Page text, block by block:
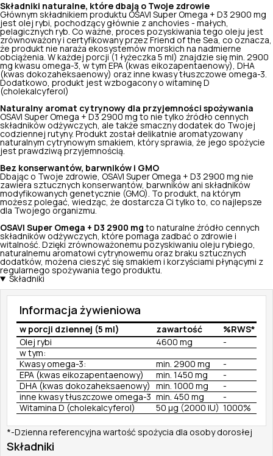
Składniki naturalne, które dbają o Twoje zdrowie
Głównym składnikiem produktu OSAVI Super Omega + D3 2900 mg
jest olej rybi, pochodzący głównie z anchovies - małych,
pelagicznych ryb. Co ważne, proces pozyskiwania tego oleju jest
zrównoważony i certyfikowany przez Friend of the Sea, co oznacza,
że produkt nie naraża ekosystemów morskich na nadmierne
obciążenia. W każdej porcji (1 łyżeczka 5 ml) znajdzie się min. 2900
mg kwasu omega-3, w tym EPA (kwas eikozapentaenowy), DHA
(kwas dokozaheksaenowy) oraz inne kwasy tłuszczowe omega-3.
Dodatkowo, produkt jest wzbogacony o witaminę D
(cholekalcyferol)
Naturalny aromat cytrynowy dla przyjemności spożywania
OSAVI Super Omega + D3 2900 mg to nie tylko źródło cennych
składników odżywczych, ale także smaczny dodatek do Twojej
codziennej rutyny. Produkt został delikatnie aromatyzowany
naturalnym cytrynowym smakiem, który sprawia, że jego spożycie
jest prawdziwą przyjemnością.
Bez konserwantów, barwników i GMO
Dbając o Twoje zdrowie, OSAVI Super Omega + D3 2900 mg nie
zawiera sztucznych konserwantów, barwników ani składników
modyfikowanych genetycznie (GMO). To produkt, na którym
możesz polegać, wiedząc, że dostarcza Ci tylko to, co najlepsze
dla Twojego organizmu.
OSAVI Super Omega + D3 2900 mg to naturalne źródło cennych
składników odżywczych, które pomaga zadbać o zdrowie i
witalność. Dzięki zrównoważonemu pozyskiwaniu oleju rybiego,
naturalnemu aromatowi cytrynowemu oraz braku sztucznych
dodatków, możena cieszyć się smakiem i korzyściami płynącymi z
regularnego spożywania tego produktu.
Składniki
Informacja żywieniowa
w porcji dziennej (5 ml) zawartość
%RWS*
Olej rybi
4600 mg
-
w tym:
Kwasy omega-3:
min. 2900 mg
-
EPA (kwas eikozapentaenowy)
min. 1450 mg
-
DHA (kwas dokozaheksaenowy)
min. 1000 mg
-
inne kwasy tłuszczowe omega-3
min. 450 mg
-
Witamina D (cholekalcyferol)
50 µg (2000 IU) 1000%
*-Dzienna referencyjna wartość spożycia dla osoby dorosłej
Składniki